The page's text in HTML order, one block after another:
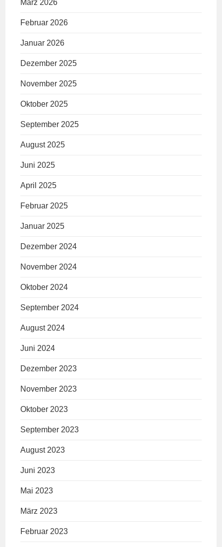
März 2026
Februar 2026
Januar 2026
Dezember 2025
November 2025
Oktober 2025
September 2025
August 2025
Juni 2025
April 2025
Februar 2025
Januar 2025
Dezember 2024
November 2024
Oktober 2024
September 2024
August 2024
Juni 2024
Dezember 2023
November 2023
Oktober 2023
September 2023
August 2023
Juni 2023
Mai 2023
März 2023
Februar 2023